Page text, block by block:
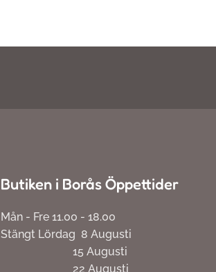
Butiken i Borås Öppettider
Mån - Fre 11.00 - 18.00
Stängt Lördag 8 Augusti
15 Augusti
22 Augusti